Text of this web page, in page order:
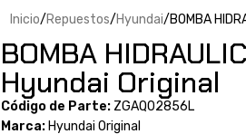
Inicio Repuestos Hyundai BOMBA
BOMBA
Hyundai Original
Código de Parte: ZGAQ02856L
Marca: Hyundai Original